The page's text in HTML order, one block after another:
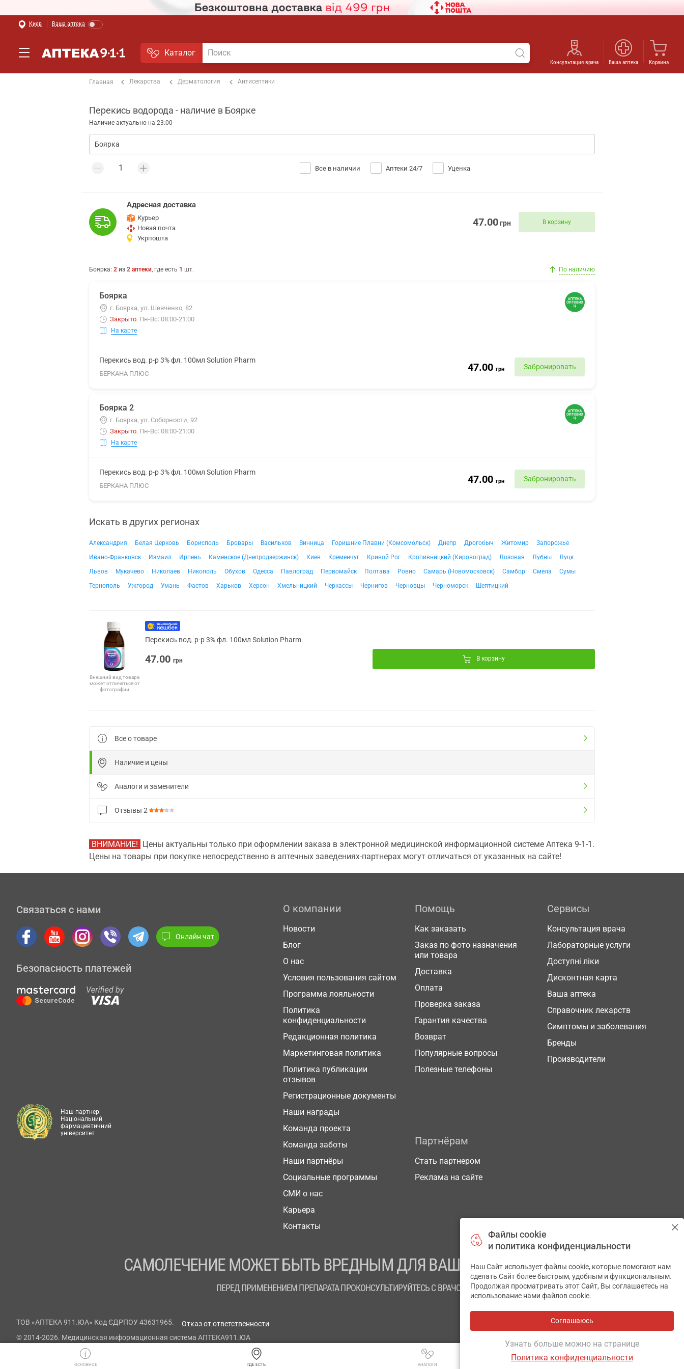
Киев Ваша аптека
Каталог
Консультация врача Ваша аптека Корзина
Главная Лекарства Дерматология Антисептики
Перекись водорода - наличие в Боярке
Наличие актуально на 23:00
Все в наличии Аптеки 24/7 Уценка
Адресная доставка
Курьер
Новая почта
Укрпошта
47.00грн В корзину
Боярка: 2 из 2 аптеки, где есть 1 шт. По наличию
Боярка
г. Боярка, ул. Шевченко, 82
Закрыто. Пн-Вс: 08:00-21:00
На карте
Перекись вод. р-р 3% фл. 100мл Solution Pharm
БЕРКАНА ПЛЮС
47.00 грн Забронировать
Боярка 2
г. Боярка, ул. Соборности, 92
Закрыто. Пн-Вс: 08:00-21:00
На карте
Перекись вод. р-р 3% фл. 100мл Solution Pharm
БЕРКАНА ПЛЮС
47.00 грн Забронировать
Искать в других регионах
Александрия Белая Церковь Борисполь Бровары Васильков Винница Горишние Плавни (Комсомольск) Днепр Дрогобыч Житомир
Запорожье
Ивано-Франковск
Измаил Ирпень Каменское (Днепродзержинск) Киев Кременчуг Кривой Рог Кропивницкий (Кировоград) Лозовая Лубны
Луцк
Львов
Мукачево Николаев Никополь Обухов Одесса Павлоград Первомайск Полтава Ровно Самарь (Новомосковск) Самбор Смела
Сумы
Тернополь
Ужгород Умань Фастов Харьков Херсон Хмельницкий Черкассы Чернигов Черновцы Черноморск Шептицкий
Внешний вид товара
может отличаться от
фотографии
Перекись вод. р-р 3% фл. 100мл Solution Pharm
47.00 грн В корзину
ОСНОВНОЕ ГДЕ ЕСТЬ АНАЛОГИ
Все о товаре
Наличие и цены
Аналоги и заменители
Отзывы 2
ВНИМАНИЕ! Цены актуальны только при оформлении заказа в электронной медицинской информационной системе Аптека 9-1-1.
Цены на товары при покупке непосредственно в аптечных заведениях-партнерах могут отличаться от указанных на сайте!
Связаться с нами
Онлайн чат
Безопасность платежей
О компании
Новости
Блог
О нас
Условия пользования сайтом
Программа лояльности
Политика
конфиденциальности
Редакционная политика
Маркетинговая политика
Политика публикации
отзывов
Регистрационные документы
Наши награды
Команда проекта
Команда заботы
Наши партнёры
Социальные программы
СМИ о нас
Карьера
Контакты
Помощь
Как заказать
Заказ по фото назначения
или товара
Доставка
Оплата
Проверка заказа
Гарантия качества
Возврат
Популярные вопросы
Полезные телефоны
Сервисы
Консультация врача
Лабораторные услуги
Доступні ліки
Дисконтная карта
Ваша аптека
Справочник лекарств
Симптомы и заболевания
Бренды
Производители
Партнёрам
Стать партнером
Реклама на сайте
Наш партнер:
Національний
фармацевтичний
університет
САМОЛЕЧЕНИЕ МОЖЕТ БЫТЬ ВРЕДНЫМ ДЛЯ ВАШЕГО ЗДОРОВЬЯ
ПЕРЕД ПРИМЕНЕНИЕМ ПРЕПАРАТА ПРОКОНСУЛЬТИРУЙТЕСЬ С ВРАЧОМ
ТОВ «АПТЕКА 911.ЮА» Код ЄДРПОУ 43631965.
Отказ от ответственности
© 2014-2026. Медицинская информационная система АПТЕКА911.ЮА
Файлы cookie
и политика конфиденциальности
Наш Сайт использует файлы cookie, которые помогают нам
сделать Сайт более быстрым, удобным и функциональным.
Продолжая просматривать этот Сайт, Вы соглашаетесь на
использование нами файлов cookie.
Соглашаюсь
Узнать больше можно на странице
Политика конфиденциальности
✕